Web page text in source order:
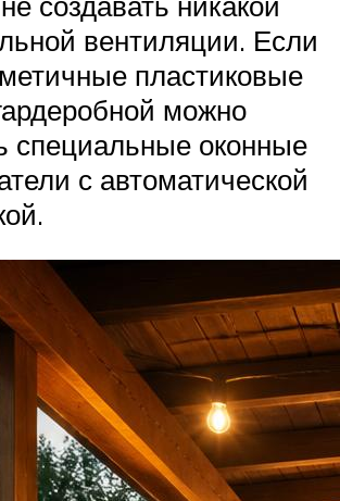
вентиляции. Если
пластиковые
можно
специальные оконные
с автоматической